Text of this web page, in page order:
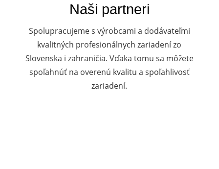
Naši partneri
Spolupracujeme s výrobcami a dodávateľmi
kvalitných profesionálnych zariadení zo
Slovenska i zahraničia. Vďaka tomu sa môžete
spoľahnúť na overenú kvalitu a spoľahlivosť
zariadení.